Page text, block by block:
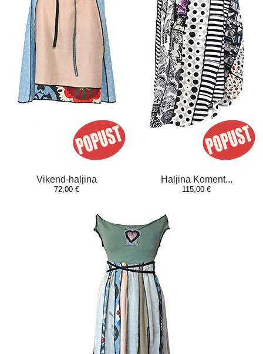
Vikend-haljina
72,00 €
Haljina Koment...
115,00 €